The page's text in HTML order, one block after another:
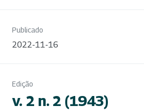
Publicado
2022-11-16
Edição
v. 2 n. 2 (1943)